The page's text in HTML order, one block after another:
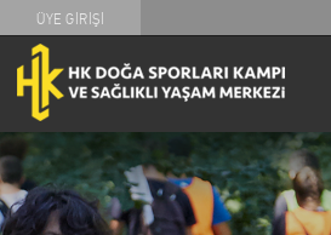
ÜYE GİRİŞİ